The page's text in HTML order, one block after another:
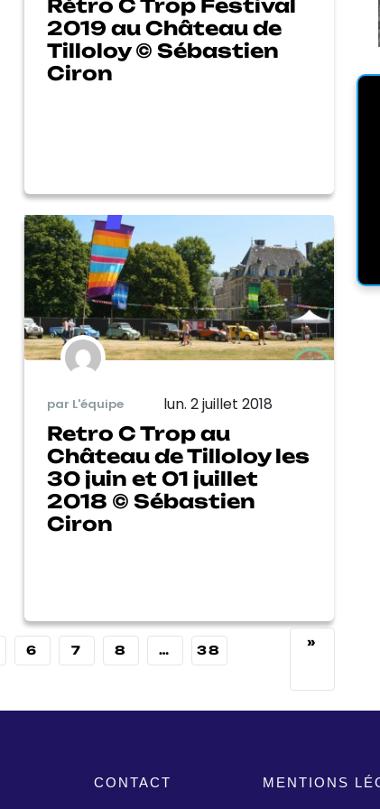
Rétro C Trop Festival
2019 au Château de
Tilloloy © Sébastien
Ciron
par L'équipe lun. 2 juillet 2018
Retro C Trop au
Château de Tilloloy les
30 juin et 01 juillet
2018 © Sébastien
Ciron
6 7 8 … 38
»
CONTACT MENTIONS